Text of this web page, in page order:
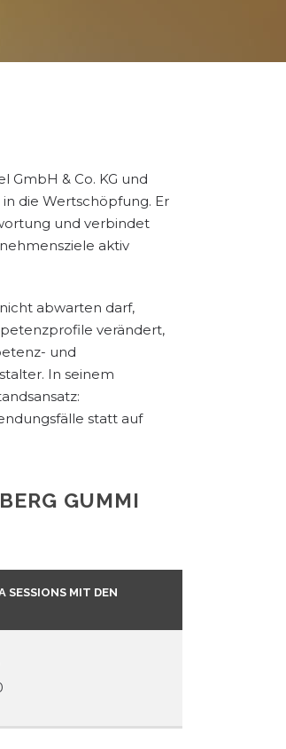
GmbH & Co. KG und
die Wertschöpfung. Er
und verbindet
aktiv
abwarten darf,
verändert,
und
In seinem
statt auf
GUMMI
SESSIONS MIT DEN